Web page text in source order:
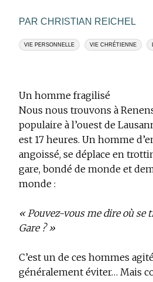
PAR CHRISTIAN REICHEL
VIE PERSONNELLE VIE CHRÉTIENNE
Un homme fragilisé
Nous nous trouvons à
populaire à l’ouest de
est 17 heures. Un homme
angoissé, se déplace en
gare, bondé de monde et
monde :
« Pouvez-vous me dire où se
Gare ? »
C’est un de ces hommes
généralement éviter… Mais